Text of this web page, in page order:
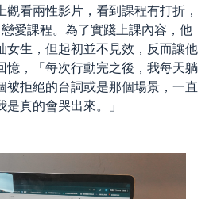
看兩性影片，看到課程有打折，
愛課程。為了實踐上課內容，他
女生，但起初並不見效，反而讓他
憶，「每次行動完之後，我每天躺
被拒絕的台詞或是那個場景，一直
真的會哭出來。」